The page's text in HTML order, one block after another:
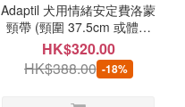
Adaptil 犬用情緒安定費洛蒙
頸帶 (頸圍 37.5cm 或體重
15kg 內犬隻適用)
HK$320.00
HK$388.00 -18%